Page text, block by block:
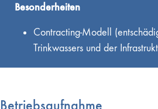
Besonderheiten
Contracting-Modell
Trinkwassers und der
Betriebsaufnahme